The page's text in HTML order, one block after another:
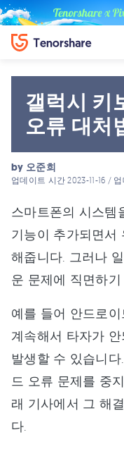
갤럭시 키
오류 대처
by 오준희
업데이트 시간 2023-11-16 /
스마트폰의 시스템
기능이 추가되면서
해줍니다. 그러나
운 문제에 직면하
예를 들어 안드로
계속해서 타자가
발생할 수 있습니
드 오류 문제를 중
래 기사에서 그 해
다.